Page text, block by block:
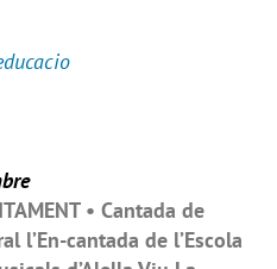
• Cantada de
l’En-cantada de l’Escola